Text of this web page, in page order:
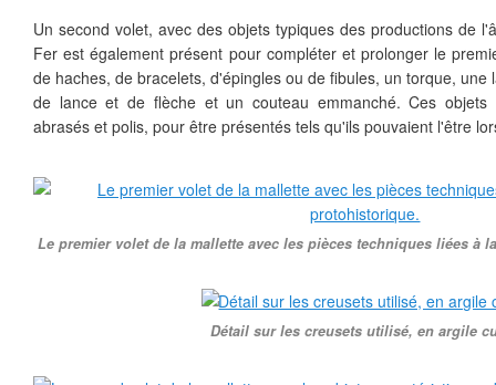
Un second volet, avec des objets typiques des productions de
Fer est également présent pour compléter et prolonger le
de haches, de bracelets, d'épingles ou de fibules, un torque, une
de lance et de flèche et un couteau emmanché. Ces objets
abrasés et polis, pour être présentés tels qu'ils pouvaient l'être
Le premier volet de la mallette avec les pièces techniques liées à
Détail sur les creusets utilisé, en argile